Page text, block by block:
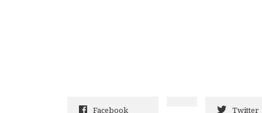
Facebook Twitter